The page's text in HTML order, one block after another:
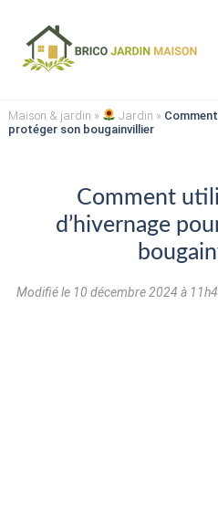
Maison & jardin » Jardin »
protéger son bougainvillier
Comment
d’hivernage
Modifié le 10 décembre 2024 à